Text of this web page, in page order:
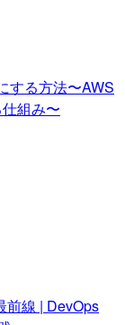
する方法〜AWS
組み〜
前線 | DevOps